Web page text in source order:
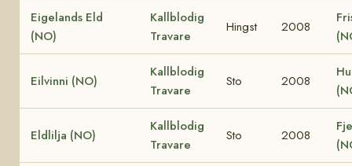
Eigelands Eld
(NO)
Kallblodig
Travare
Hingst 2008
Eilvinni (NO)
Kallblodig
Travare
Sto 2008
Eldlilja (NO)
Kallblodig
Travare
Sto 2008